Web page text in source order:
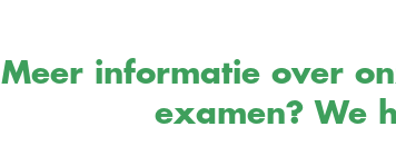
Meer informatie over
examen? We